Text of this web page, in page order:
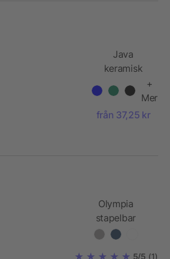
Java
keramisk
termos med
silikonfolie
och
+
Mer
från 37,25 kr
Olympia
stapelbar
espressokopp
5/5 (1)